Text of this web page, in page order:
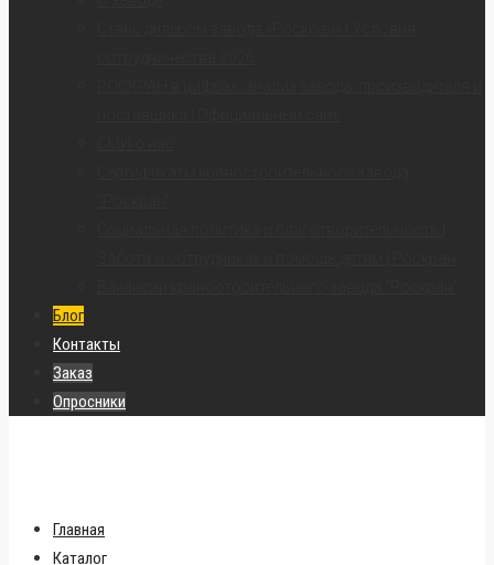
Блог
Контакты
Заказ
Опросники
Главная
Каталог